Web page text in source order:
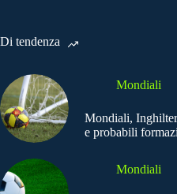
Di tendenza
Mondiali
Mondiali,
e probabili
Mondiali